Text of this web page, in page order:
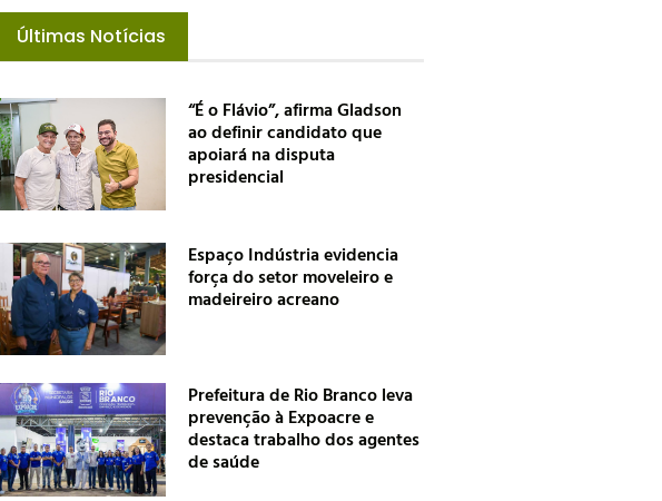
Últimas Notícias
“É o Flávio”, afirma Gladson
ao definir candidato que
apoiará na disputa
presidencial
Espaço Indústria evidencia
força do setor moveleiro e
madeireiro acreano
Prefeitura de Rio Branco leva
prevenção à Expoacre e
destaca trabalho dos agentes
de saúde